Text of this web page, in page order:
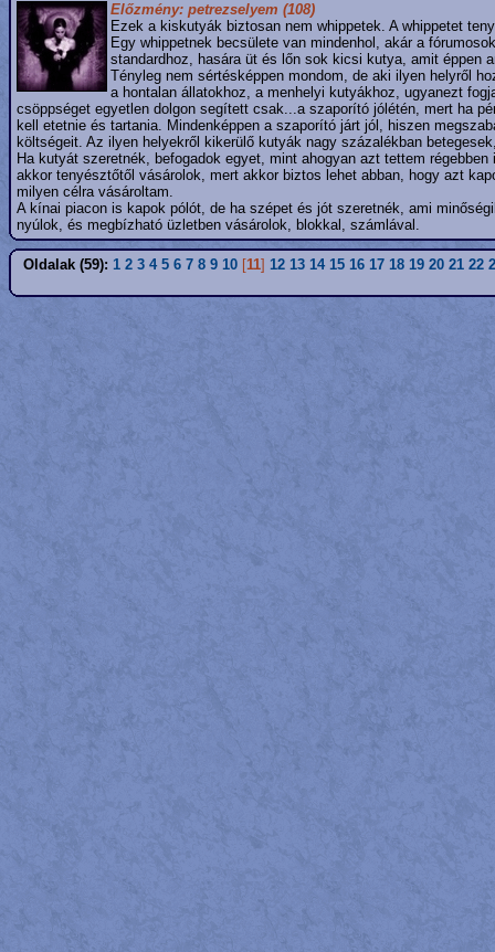
Előzmény: petrezselyem (108)
Ezek a kiskutyák biztosan nem whippetek. A whippetet
Egy whippetnek becsülete van mindenhol, akár a
standardhoz, hasára üt és lőn sok kicsi kutya, amit éppen
Tényleg nem sértésképpen mondom, de aki ilyen helyről
a hontalan állatokhoz, a menhelyi kutyákhoz, ugyanezt
csöppséget egyetlen dolgon segített csak...a szaporító jólétén, mert ha
kell etetnie és tartania. Mindenképpen a szaporító járt jól, hiszen
költségeit. Az ilyen helyekről kikerülő kutyák nagy százalékban
Ha kutyát szeretnék, befogadok egyet, mint ahogyan azt tettem
akkor tenyésztőtől vásárolok, mert akkor biztos lehet abban, hogy azt
milyen célra vásároltam.
A kínai piacon is kapok pólót, de ha szépet és jót szeretnék, ami
nyúlok, és megbízható üzletben vásárolok, blokkal, számlával.
Oldalak (59): 1 2 3 4 5 6 7 8 9 10 [11] 12 13 14 15 16 17 18 19 20 21 22